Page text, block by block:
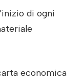
di ogni
economica